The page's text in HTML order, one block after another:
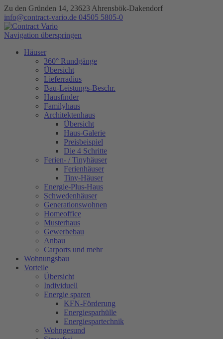
Zu den Gründen 14, 23623 Ahrensbök-Dakendorf
info@contract-vario.de 04505 5805-0
Navigation überspringen
Häuser
360° Rundgänge
Übersicht
Lieferradius
Bau-Leistungs-Beschr.
Hausfinder
Familyhaus
Architektenhaus
Übersicht
Haus-Galerie
Preisbeispiel
Die 4 Schritte
Ferien- / Tinyhäuser
Ferienhäuser
Tiny-Häuser
Energie-Plus-Haus
Schwedenhäuser
Generationswohnen
Homeoffice
Musterhaus
Gewerbebau
Anbau
Carports und mehr
Wohnungsbau
Vorteile
Übersicht
Individuell
Energie sparen
KFN-Förderung
Energiesparhülle
Energiespartechnik
Wohngesund